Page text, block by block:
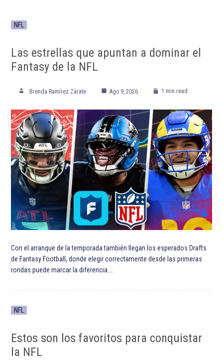
NFL
Las estrellas que apuntan a dominar el
Fantasy de la NFL
Brenda Ramírez Zárate Ago 9, 2026 1 min read
Con el arranque de la temporada también llegan los esperados Drafts
de Fantasy Football, donde elegir correctamente desde las primeras
rondas puede marcar la diferencia.…
NFL
Estos son los favoritos para conquistar
la NFL